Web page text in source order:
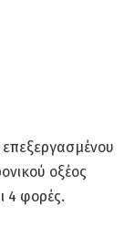
επεξεργασμένου
οξέος
4 φορές.